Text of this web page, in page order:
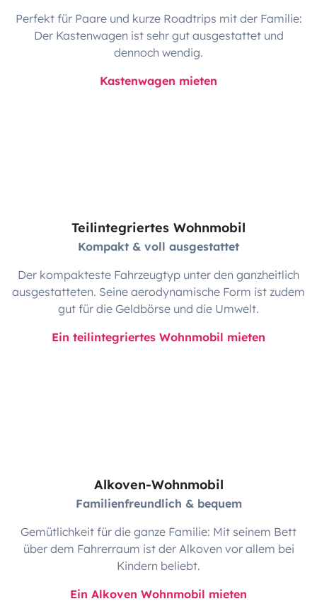
Perfekt für Paare und kurze Roadtrips mit der Familie:
Der Kastenwagen ist sehr gut ausgestattet und
dennoch wendig.
Kastenwagen mieten
Teilintegriertes Wohnmobil
Kompakt & voll ausgestattet
Der kompakteste Fahrzeugtyp unter den ganzheitlich
ausgestatteten. Seine aerodynamische Form ist zudem
gut für die Geldbörse und die Umwelt.
Ein teilintegriertes Wohnmobil mieten
Alkoven-Wohnmobil
Familienfreundlich & bequem
Gemütlichkeit für die ganze Familie: Mit seinem Bett
über dem Fahrerraum ist der Alkoven vor allem bei
Kindern beliebt.
Ein Alkoven Wohnmobil mieten